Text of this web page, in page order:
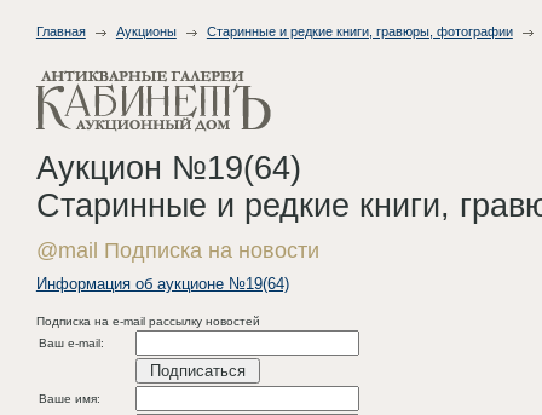
Главная Аукционы Старинные и редкие книги, гравюры, фотографии
Аукцион №19(64)
Старинные и редкие книги,
@mail Подписка на новости
Информация об аукционе №19(64)
Подписка на e-mail рассылку новостей
Ваш e-mail:
Ваше имя: